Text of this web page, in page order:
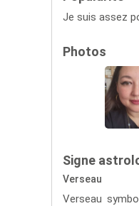
Je suis assez
Photos
Signe
Verseau
Verseau